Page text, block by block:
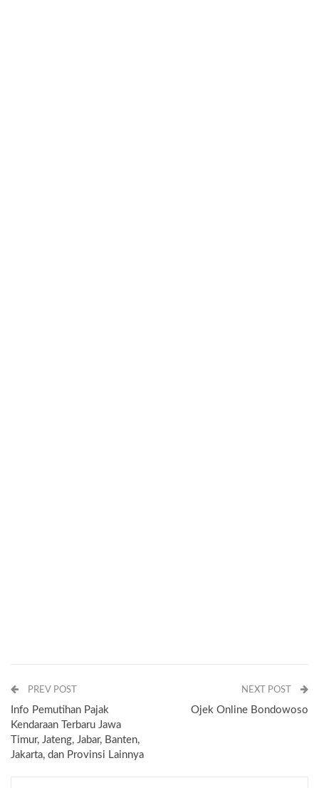
PREV POST
Info Pemutihan Pajak
Kendaraan Terbaru Jawa
Timur, Jateng, Jabar, Banten,
Jakarta, dan Provinsi Lainnya
NEXT POST
Ojek Online Bondowoso